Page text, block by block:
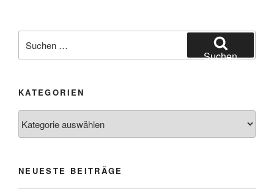
nach:
Suchen
KATEGORIEN
NEUESTE BEITRÄGE